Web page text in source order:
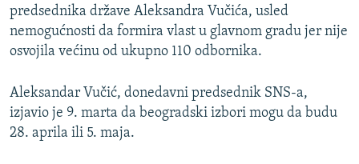
predsednika države Aleksandra Vučića, usled
nemogućnosti da formira vlast u glavnom gradu jer nije
osvojila većinu od ukupno 110 odbornika.
Aleksandar Vučić, donedavni predsednik SNS-a,
izjavio je 9. marta da beogradski izbori mogu da budu
28. aprila ili 5. maja.